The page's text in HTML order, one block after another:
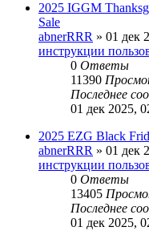
2025 IGGM
Sale
abnerRRR » 01 дек
инструкции
0 Ответы
11390
Последнее
01 дек 2025,
2025 EZG Black
abnerRRR » 01 дек
инструкции
0 Ответы
13405
Последнее
01 дек 2025,